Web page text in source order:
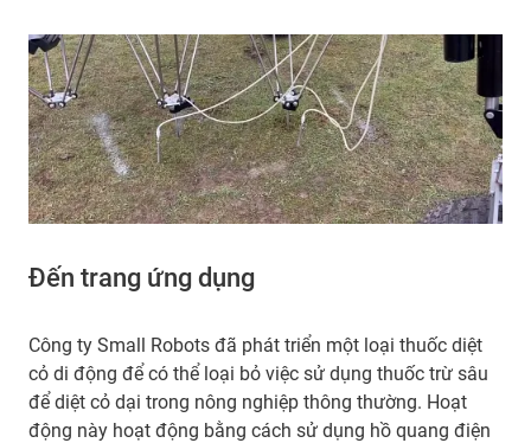
Đến trang ứng dụng
Công ty Small Robots đã phát triển một loại thuốc diệt
cỏ di động để có thể loại bỏ việc sử dụng thuốc trừ sâu
để diệt cỏ dại trong nông nghiệp thông thường. Hoạt
động này hoạt động bằng cách sử dụng hồ quang điện